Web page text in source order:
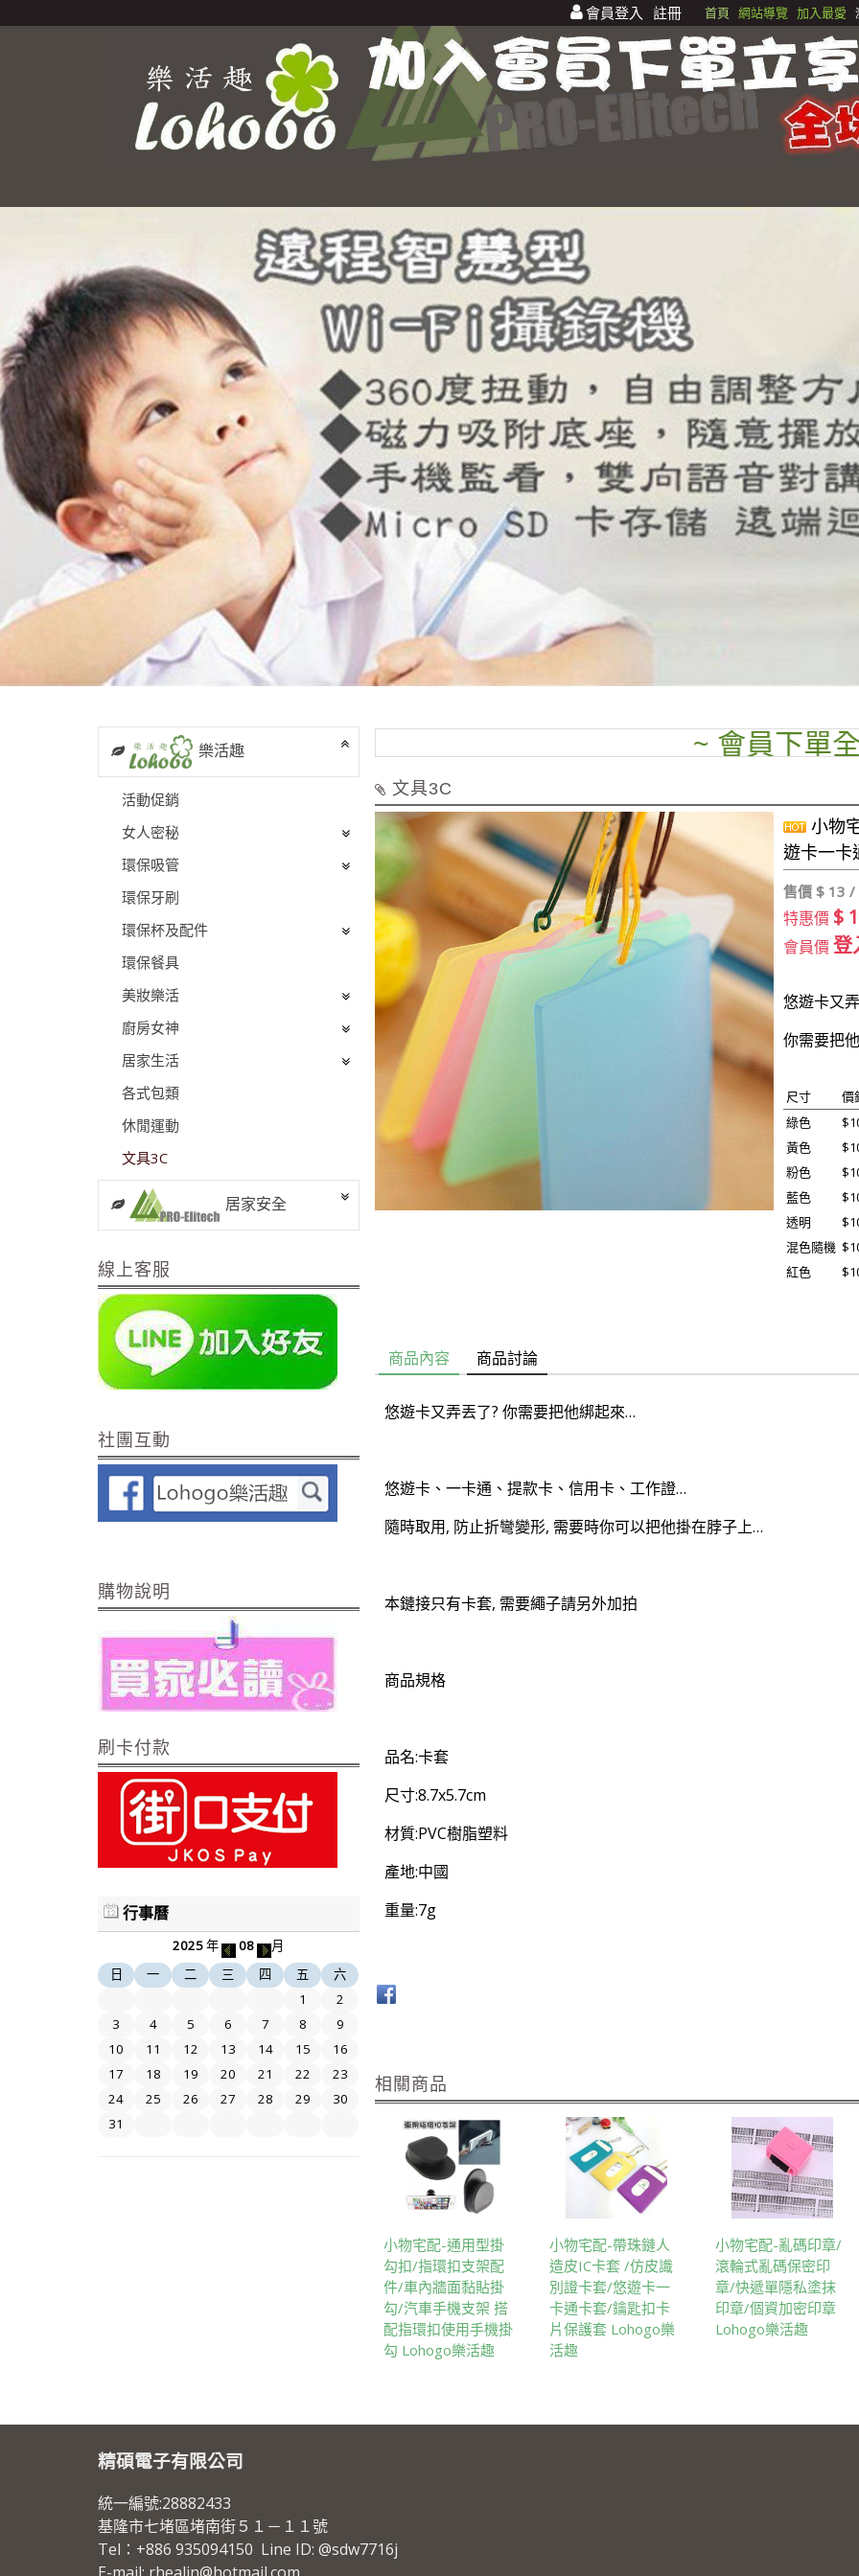
首頁 網站導覽 加入最愛
會員登入 註冊
樂活趣
活動促銷
女人密秘
環保吸管
環保牙刷
環保杯及配件
環保餐具
美妝樂活
廚房女神
居家生活
各式包類
休閒運動
文具3C
居家安全
線上客服
社團互動
購物說明
刷卡付款
行事曆
2025年 08
月
日
一 二 三 四 五
六
1
2
3
4 5 6 7 8
9
10
11 12 13 14 15
16
17
18 19 20 21 22
23
24
25 26 27 28 29
30
31
~ 會員下單全
文具3C
小物
遊卡一卡
售價 $13 /
特惠價 $
會員價登
悠遊卡又
你需要把
尺寸
價
綠色
黃色
粉色
藍色
透明
混色隨機
紅色
商品內容 商品討論
悠遊卡又弄丟了? 你需要把他綁起來…
悠遊卡、一卡通、提款卡、信用卡、工作證…
隨時取用, 防止折彎變形, 需要時你可以把他掛在脖子上…
本鏈接只有卡套, 需要繩子請另外加拍
商品規格
品名:卡套
尺寸:8.7x5.7cm
材質:PVC樹脂塑料
產地:中國
重量:7g
相關商品
小物宅配-通用型掛
勾扣/指環扣支架配
件/車內牆面黏貼掛
勾/汽車手機支架 搭
配指環扣使用手機掛
勾 Lohogo樂活趣
小物宅配-帶珠鏈人
造皮IC卡套 /仿皮識
別證卡套/悠遊卡一
卡通卡套/鑰匙扣卡
片保護套 Lohogo樂
活趣
小物宅配-亂碼印章/
滾輪式亂碼保密印
章/快遞單隱私塗抹
印章/個資加密印章
Lohogo樂活趣
精碩電子有限公司
統一編號:28882433
基隆市七堵區堵南街５１－１１號
Tel：+886 935094150 Line ID: @sdw7716j